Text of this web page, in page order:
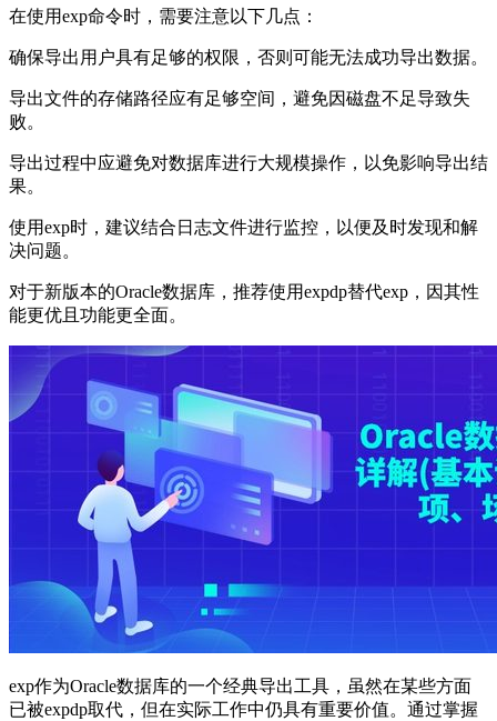
在使用exp命令时，需要注意以下几点：
确保导出用户具有足够的权限，否则可能无法成功导出数据。
导出文件的存储路径应有足够空间，避免因磁盘不足导致失
败。
导出过程中应避免对数据库进行大规模操作，以免影响导出结
果。
使用exp时，建议结合日志文件进行监控，以便及时发现和解
决问题。
对于新版本的Oracle数据库，推荐使用expdp替代exp，因其性
能更优且功能更全面。
exp作为Oracle数据库的一个经典导出工具，虽然在某些方面
已被expdp取代，但在实际工作中仍具有重要价值。通过掌握